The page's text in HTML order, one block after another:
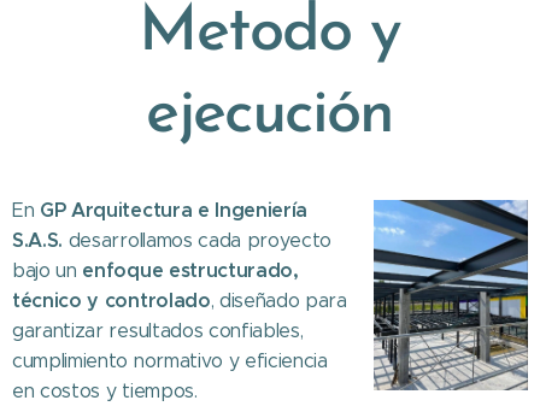
Metodo y
ejecución
En GP Arquitectura e Ingeniería
S.A.S. desarrollamos cada proyecto
bajo un enfoque estructurado,
técnico y controlado, diseñado para
garantizar resultados confiables,
cumplimiento normativo y eficiencia
en costos y tiempos.